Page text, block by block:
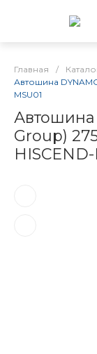
Главная /
Автошина
MSU01
Автошина
Group)